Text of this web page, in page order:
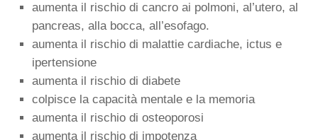
aumenta il rischio di cancro ai polmoni, al’utero, al
pancreas, alla bocca, all’esofago.
aumenta il rischio di malattie cardiache, ictus e
ipertensione
aumenta il rischio di diabete
colpisce la capacità mentale e la memoria
aumenta il rischio di osteoporosi
aumenta il rischio di impotenza